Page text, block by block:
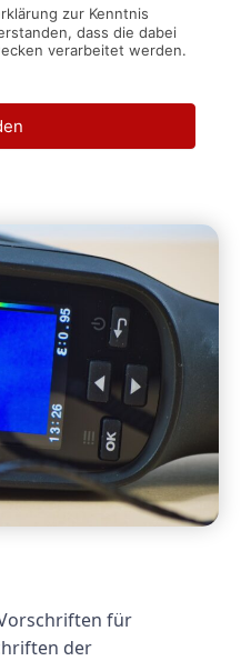
zur Kenntnis
dass die dabei
verarbeitet werden.
für
der